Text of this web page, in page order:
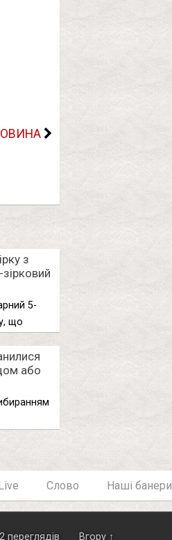
з
5-
що
або
Слово Наші банери
переглядів Вгору ↑